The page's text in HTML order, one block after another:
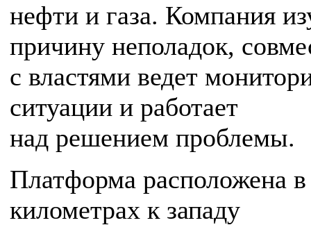
нефти и газа. Компания
причину неполадок,
с властями ведет
ситуации и работает
над решением проблемы.
Платформа расположена
километрах к западу